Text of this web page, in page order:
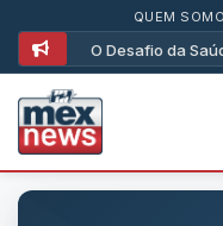
O Desafio da
QUEM